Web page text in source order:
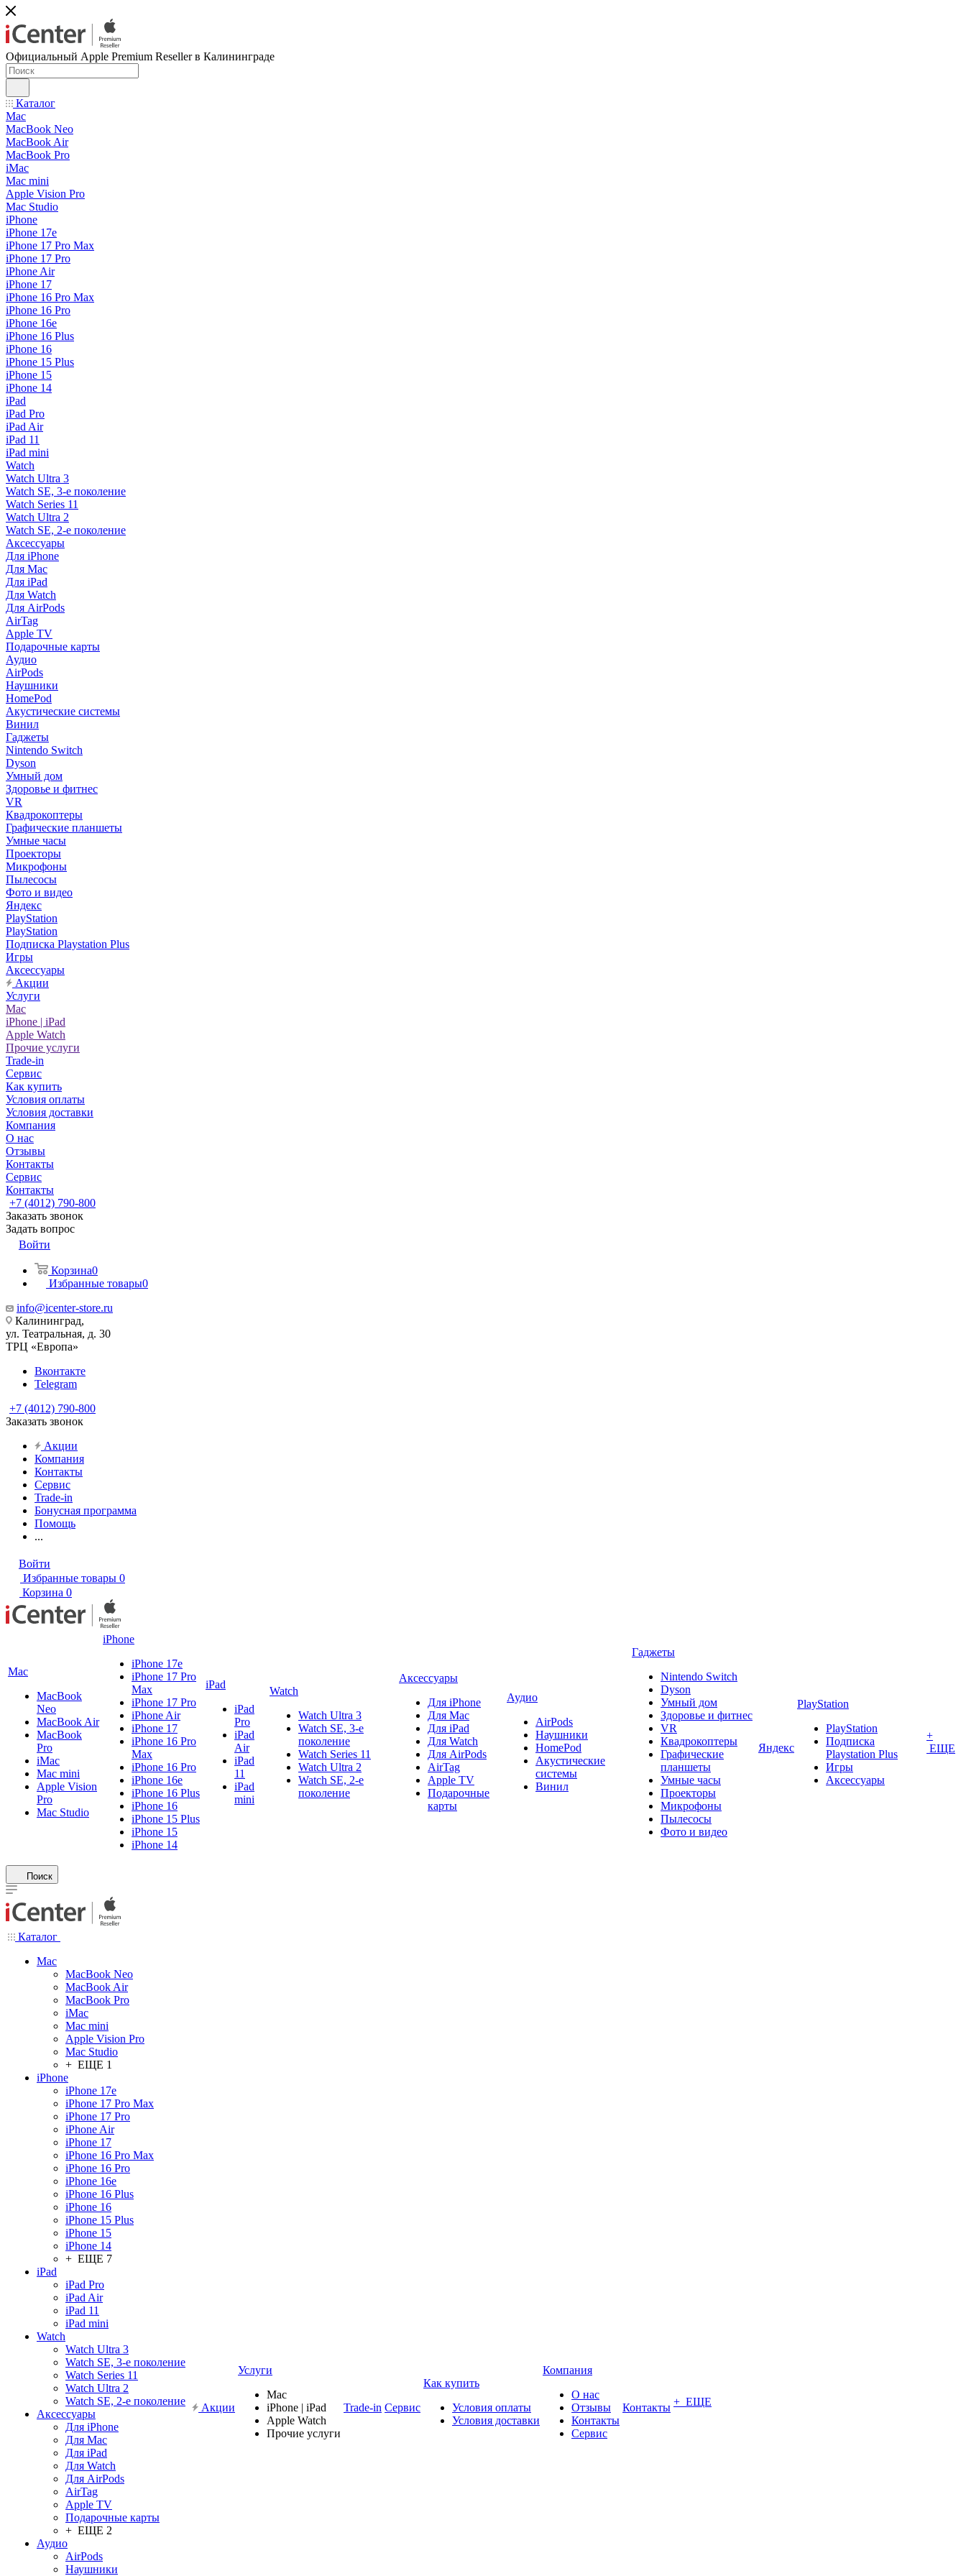
Официальный Apple Premium Reseller в Калининграде
Каталог
Mac
MacBook Neo
MacBook Air
MacBook Pro
iMac
Mac mini
Apple Vision Pro
Mac Studio
iPhone
iPhone 17e
iPhone 17 Pro Max
iPhone 17 Pro
iPhone Air
iPhone 17
iPhone 16 Pro Max
iPhone 16 Pro
iPhone 16e
iPhone 16 Plus
iPhone 16
iPhone 15 Plus
iPhone 15
iPhone 14
iPad
iPad Pro
iPad Air
iPad 11
iPad mini
Watch
Watch Ultra 3
Watch SE, 3-е поколение
Watch Series 11
Watch Ultra 2
Watch SE, 2-е поколение
Аксессуары
Для iPhone
Для Mac
Для iPad
Для Watch
Для AirPods
AirTag
Apple TV
Подарочные карты
Аудио
AirPods
Наушники
HomePod
Акустические системы
Винил
Гаджеты
Nintendo Switch
Dyson
Умный дом
Здоровье и фитнес
VR
Квадрокоптеры
Графические планшеты
Умные часы
Проекторы
Микрофоны
Пылесосы
Фото и видео
Яндекс
PlayStation
PlayStation
Подписка Playstation Plus
Игры
Аксессуары
Акции
Услуги
Mac
iPhone | iPad
Apple Watch
Прочие услуги
Trade-in
Сервис
Как купить
Условия оплаты
Условия доставки
Компания
О нас
Отзывы
Контакты
Сервис
Контакты
+7 (4012) 790-800
Заказать звонок
Задать вопрос
Войти
Корзина0
Избранные товары0
info@icenter-store.ru
Калининград,
ул. Театральная, д. 30
ТРЦ «Европа»
Вконтакте
Telegram
+7 (4012) 790-800
Заказать звонок
Акции
Компания
Контакты
Сервис
Trade-in
Бонусная программа
Помощь
...
Войти
Избранные товары 0
Корзина 0
Mac
MacBook
Neo
MacBook Air
MacBook
Pro
iMac
Mac mini
Apple Vision
Pro
Mac Studio
iPhone
iPhone 17e
iPhone 17 Pro
Max
iPhone 17 Pro
iPhone Air
iPhone 17
iPhone 16 Pro
Max
iPhone 16 Pro
iPhone 16e
iPhone 16 Plus
iPhone 16
iPhone 15 Plus
iPhone 15
iPhone 14
iPad
iPad
Pro
iPad
Air
iPad
11
iPad
mini
Watch
Watch Ultra 3
Watch SE, 3-е
поколение
Watch Series 11
Watch Ultra 2
Watch SE, 2-е
поколение
Аксессуары
Для iPhone
Для Mac
Для iPad
Для Watch
Для AirPods
AirTag
Apple TV
Подарочные
карты
Аудио
AirPods
Наушники
HomePod
Акустические
системы
Винил
Гаджеты
Nintendo Switch
Dyson
Умный дом
Здоровье и фитнес
VR
Квадрокоптеры
Графические
планшеты
Умные часы
Проекторы
Микрофоны
Пылесосы
Фото и видео
Яндекс
PlayStation
PlayStation
Подписка
Playstation Plus
Игры
Аксессуары
+
ЕЩЕ
Поиск
Каталог
Mac
MacBook Neo
MacBook Air
MacBook Pro
iMac
Mac mini
Apple Vision Pro
Mac Studio
+ ЕЩЕ 1
iPhone
iPhone 17e
iPhone 17 Pro Max
iPhone 17 Pro
iPhone Air
iPhone 17
iPhone 16 Pro Max
iPhone 16 Pro
iPhone 16e
iPhone 16 Plus
iPhone 16
iPhone 15 Plus
iPhone 15
iPhone 14
+ ЕЩЕ 7
iPad
iPad Pro
iPad Air
iPad 11
iPad mini
Watch
Watch Ultra 3
Watch SE, 3-е поколение
Watch Series 11
Watch Ultra 2
Watch SE, 2-е поколение
Аксессуары
Для iPhone
Для Mac
Для iPad
Для Watch
Для AirPods
AirTag
Apple TV
Подарочные карты
+ ЕЩЕ 2
Аудио
AirPods
Наушники
Акции
Услуги
Mac
iPhone | iPad
Apple Watch
Прочие услуги
Trade-in Сервис
Как купить
Условия оплаты
Условия доставки
Компания
О нас
Отзывы
Контакты
Сервис
Контакты + ЕЩЕ